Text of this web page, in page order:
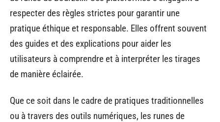
respecter des règles strictes pour garantir une
pratique éthique et responsable. Elles offrent souvent
des guides et des explications pour aider les
utilisateurs à comprendre et à interpréter les tirages
de manière éclairée.
Que ce soit dans le cadre de pratiques traditionnelles
ou à travers des outils numériques, les runes de